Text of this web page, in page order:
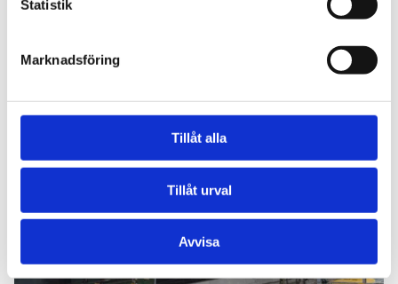
Statistik
Marknadsföring
Tillåt alla
Tillåt urval
Avvisa
Läs även